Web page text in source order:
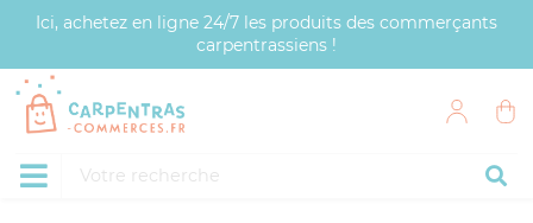
Ici, achetez en ligne 24/7 les produits des commerçants
carpentrassiens !
Panneau de gestion des cookies